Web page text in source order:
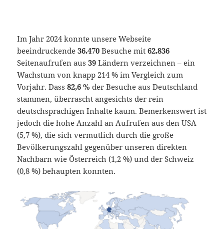
Im Jahr 2024 konnte unsere Webseite
beeindruckende36.470 Besuche mit62.836
Seitenaufrufen aus39 Ländern verzeichnen – ein
Wachstum von knapp 214 % im Vergleich zum
Vorjahr. Dass82,6 % der Besuche aus Deutschland
stammen, überrascht angesichts der rein
deutschsprachigen Inhalte kaum. Bemerkenswert ist
jedoch die hohe Anzahl an Aufrufen aus den USA
(5,7 %), die sich vermutlich durch die große
Bevölkerungszahl gegenüber unseren direkten
Nachbarn wie Österreich (1,2 %) und der Schweiz
(0,8 %) behaupten konnten.